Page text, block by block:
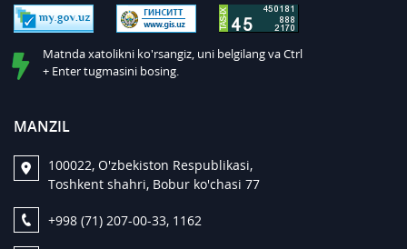
Matnda xatolikni ko'rsangiz, uni belgilang va Ctrl
+ Enter tugmasini bosing.
MANZIL
100022, O'zbekiston Respublikasi,
Toshkent shahri, Bobur ko'chasi 77
+998 (71) 207-00-33, 1162